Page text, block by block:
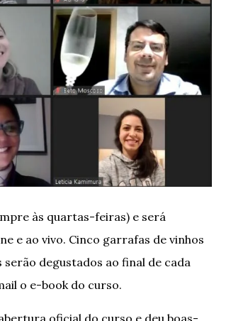
às quartas-feiras) e será
e ao vivo. Cinco garrafas de vinhos
degustados ao final de cada
o e-book do curso.
oficial do curso e deu boas-